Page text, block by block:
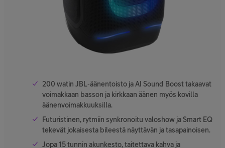
200 watin JBL‑äänentoisto ja AI Sound Boost takaavat
voimakkaan basson ja kirkkaan äänen myös kovilla
äänenvoimakkuuksilla.
Futuristinen, rytmiin synkronoitu valoshow ja Smart EQ
tekevät jokaisesta bileestä näyttävän ja tasapainoisen.
Jopa 15 tunnin akunkesto, taitettava kahva ja